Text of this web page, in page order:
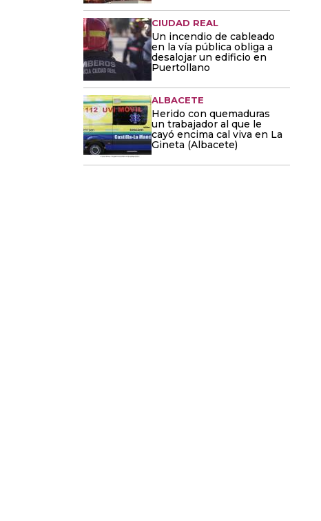
CIUDAD REAL
Un incendio de cableado
en la vía pública obliga a
desalojar un edificio en
Puertollano
ALBACETE
Herido con quemaduras
un trabajador al que le
cayó encima cal viva en La
Gineta (Albacete)